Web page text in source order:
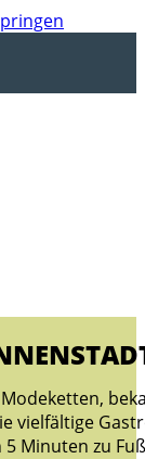
vielfältige
Minuten zu